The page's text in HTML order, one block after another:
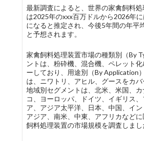
最新調査によると、世界の家禽飼料
は2025年のxxx百万ドルから2026年
になると推定され、今後5年間の年平
と予想されます。
家禽飼料処理装置市場の種類別（By
ントは、粉砕機、混合機、ペレット
ーしており、用途別（By Application
は、ニワトリ、アヒル、グースをカバ
地域別セグメントは、北米、米国、
コ、ヨーロッパ、ドイツ、イギリス
ア、アジア太平洋、日本、中国、イ
アジア、南米、中東、アフリカなど
飼料処理装置の市場規模を調査しまし